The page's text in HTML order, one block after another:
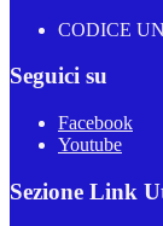
CODICE
Seguici su
Facebook
Youtube
Sezione Link